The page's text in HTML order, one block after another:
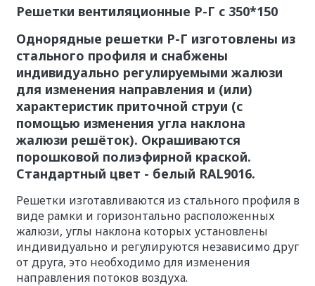
Решетки вентиляционные Р-Г с 350*150
Однорядные решетки Р-Г изготовлены из
стального профиля и снабжены
индивидуально регулируемыми жалюзи
для изменения направления и (или)
характеристик приточной струи (с
помощью изменения угла наклона
жалюзи решёток). Окрашиваются
порошковой полиэфирной краской.
Стандартный цвет - белый RAL9016.
Решетки изготавливаются из стального профиля в
виде рамки и горизонтально расположенных
жалюзи, углы наклона которых установлены
индивидуально и регулируются независимо друг
от друга, это необходимо для изменения
направления потоков воздуха.